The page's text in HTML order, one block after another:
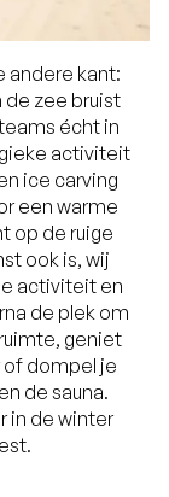
andere kant:
de zee bruist
écht in
activiteit
ice carving
een warme
op de ruige
ook is, wij
activiteit en
de plek om
geniet
of dompel je
de sauna.
in de winter